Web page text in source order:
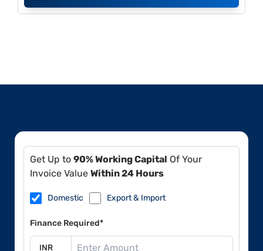
Get Up to 90% Working Capital Of Your
Invoice Value Within 24 Hours
Domestic Export & Import
Finance Required*